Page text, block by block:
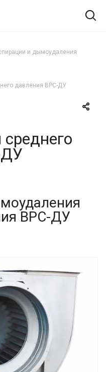
и дымоудаления
давления ВРС-ДУ
ВРС-ДУ